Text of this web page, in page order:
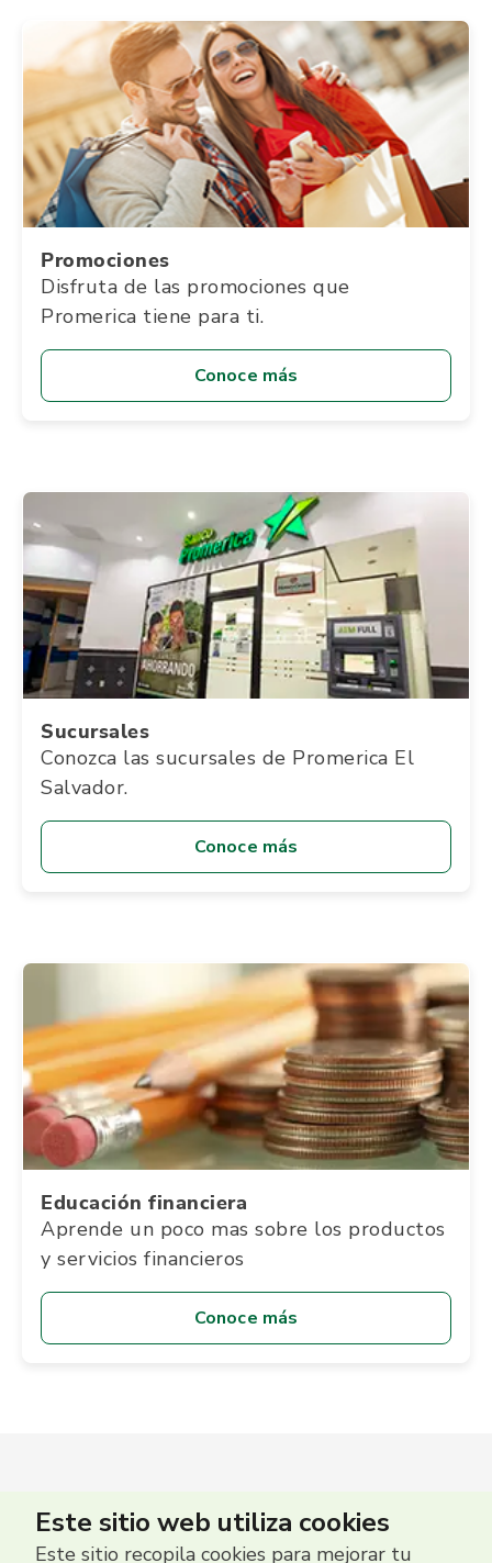
Promociones
Disfruta de las promociones que
Promerica tiene para ti.
Conoce más
Sucursales
Conozca las sucursales de Promerica El
Salvador.
Conoce más
Educación financiera
Aprende un poco mas sobre los productos
y servicios financieros
Conoce más
Este sitio web utiliza cookies
Este sitio recopila cookies para mejorar tu